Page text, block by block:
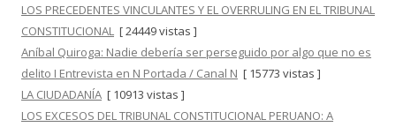
LOS PRECEDENTES VINCULANTES Y EL OVERRULING EN EL TRIBUNAL
CONSTITUCIONAL [ 24449 vistas ]
Aníbal Quiroga: Nadie debería ser perseguido por algo que no es
delito I Entrevista en N Portada / Canal N [ 15773 vistas ]
LA CIUDADANÍA [ 10913 vistas ]
LOS EXCESOS DEL TRIBUNAL CONSTITUCIONAL PERUANO: A